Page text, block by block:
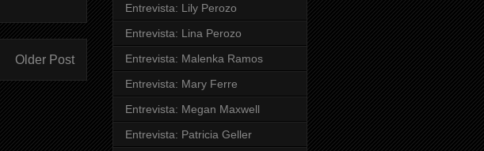
Older Post
Entrevista: Lily Perozo
Entrevista: Lina Perozo
Entrevista: Malenka Ramos
Entrevista: Mary Ferre
Entrevista: Megan Maxwell
Entrevista: Patricia Geller